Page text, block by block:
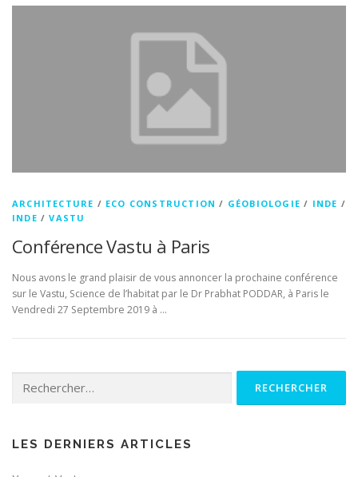
ARCHITECTURE / ECO CONSTRUCTION / GÉOBIOLOGIE / INDE /
INDE /VASTU
Conférence Vastu à Paris
Nous avons le grand plaisir de vous annoncer la prochaine conférence
sur le Vastu, Science de l’habitat par le Dr Prabhat PODDAR, à Paris le
Vendredi 27 Septembre 2019 à …
LES DERNIERS ARTICLES